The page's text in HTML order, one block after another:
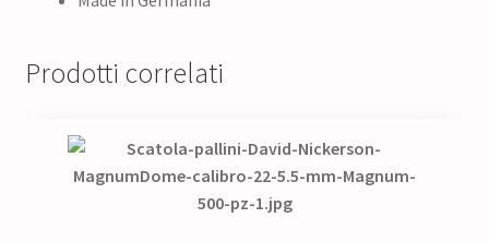
Prodotti correlati